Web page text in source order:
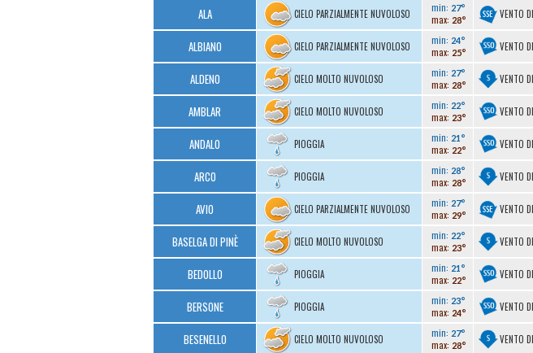
ALA CIELO PARZIALMENTE NUVOLOSO min: 27°
max: 28° VENTO
ALBIANO CIELO PARZIALMENTE NUVOLOSO min: 24°
max: 25° VENTO
ALDENO CIELO MOLTO NUVOLOSO min: 27°
max: 28° VENTO
AMBLAR CIELO MOLTO NUVOLOSO min: 22°
max: 23° VENTO
ANDALO PIOGGIA min: 21°
max: 22° VENTO
ARCO PIOGGIA min: 28°
max: 28° VENTO
AVIO CIELO PARZIALMENTE NUVOLOSO min: 27°
max: 29° VENTO
BASELGA DI PINÈ CIELO MOLTO NUVOLOSO min: 22°
max: 23° VENTO
BEDOLLO PIOGGIA min: 21°
max: 22° VENTO
BERSONE PIOGGIA min: 23°
max: 24° VENTO
BESENELLO CIELO MOLTO NUVOLOSO min: 27°
max: 28° VENTO